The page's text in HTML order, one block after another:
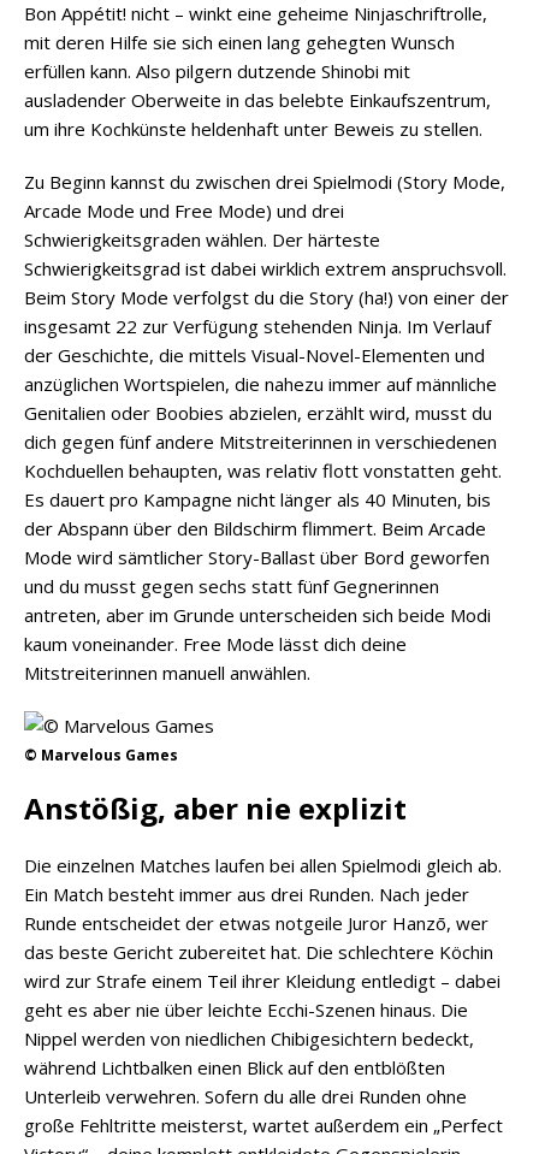
Bon Appétit! nicht – winkt eine geheime Ninjaschriftrolle,
mit deren Hilfe sie sich einen lang gehegten Wunsch
erfüllen kann. Also pilgern dutzende Shinobi mit
ausladender Oberweite in das belebte Einkaufszentrum,
um ihre Kochkünste heldenhaft unter Beweis zu stellen.
Zu Beginn kannst du zwischen drei Spielmodi (Story Mode,
Arcade Mode und Free Mode) und drei
Schwierigkeitsgraden wählen. Der härteste
Schwierigkeitsgrad ist dabei wirklich extrem anspruchsvoll.
Beim Story Mode verfolgst du die Story (ha!) von einer der
insgesamt 22 zur Verfügung stehenden Ninja. Im Verlauf
der Geschichte, die mittels Visual-Novel-Elementen und
anzüglichen Wortspielen, die nahezu immer auf männliche
Genitalien oder Boobies abzielen, erzählt wird, musst du
dich gegen fünf andere Mitstreiterinnen in verschiedenen
Kochduellen behaupten, was relativ flott vonstatten geht.
Es dauert pro Kampagne nicht länger als 40 Minuten, bis
der Abspann über den Bildschirm flimmert. Beim Arcade
Mode wird sämtlicher Story-Ballast über Bord geworfen
und du musst gegen sechs statt fünf Gegnerinnen
antreten, aber im Grunde unterscheiden sich beide Modi
kaum voneinander. Free Mode lässt dich deine
Mitstreiterinnen manuell anwählen.
© Marvelous Games
Anstößig, aber nie explizit
Die einzelnen Matches laufen bei allen Spielmodi gleich ab.
Ein Match besteht immer aus drei Runden. Nach jeder
Runde entscheidet der etwas notgeile Juror Hanzō, wer
das beste Gericht zubereitet hat. Die schlechtere Köchin
wird zur Strafe einem Teil ihrer Kleidung entledigt – dabei
geht es aber nie über leichte Ecchi-Szenen hinaus. Die
Nippel werden von niedlichen Chibigesichtern bedeckt,
während Lichtbalken einen Blick auf den entblößten
Unterleib verwehren. Sofern du alle drei Runden ohne
große Fehltritte meisterst, wartet außerdem ein „Perfect